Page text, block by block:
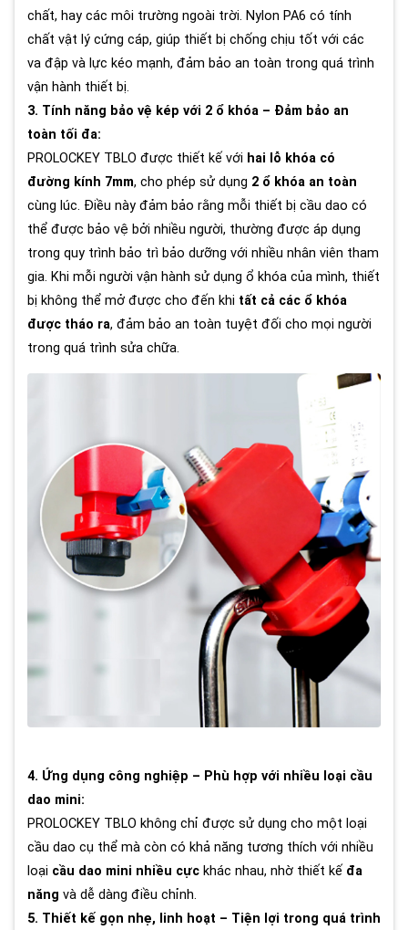
chất, hay các môi trường ngoài trời. Nylon PA6 có tính
chất vật lý cứng cáp, giúp thiết bị chống chịu tốt với các
va đập và lực kéo mạnh, đảm bảo an toàn trong quá trình
vận hành thiết bị.
3. Tính năng bảo vệ kép với 2 ổ khóa – Đảm bảo an
toàn tối đa:
PROLOCKEY TBLO được thiết kế với hai lỗ khóa có
đường kính 7mm, cho phép sử dụng 2 ổ khóa an toàn
cùng lúc. Điều này đảm bảo rằng mỗi thiết bị cầu dao có
thể được bảo vệ bởi nhiều người, thường được áp dụng
trong quy trình bảo trì bảo dưỡng với nhiều nhân viên tham
gia. Khi mỗi người vận hành sử dụng ổ khóa của mình, thiết
bị không thể mở được cho đến khi tất cả các ổ khóa
được tháo ra, đảm bảo an toàn tuyệt đối cho mọi người
trong quá trình sửa chữa.
4. Ứng dụng công nghiệp – Phù hợp với nhiều loại cầu
dao mini:
PROLOCKEY TBLO không chỉ được sử dụng cho một loại
cầu dao cụ thể mà còn có khả năng tương thích với nhiều
loại cầu dao mini nhiều cực khác nhau, nhờ thiết kế đa
năng và dễ dàng điều chỉnh.
5. Thiết kế gọn nhẹ, linh hoạt – Tiện lợi trong quá trình